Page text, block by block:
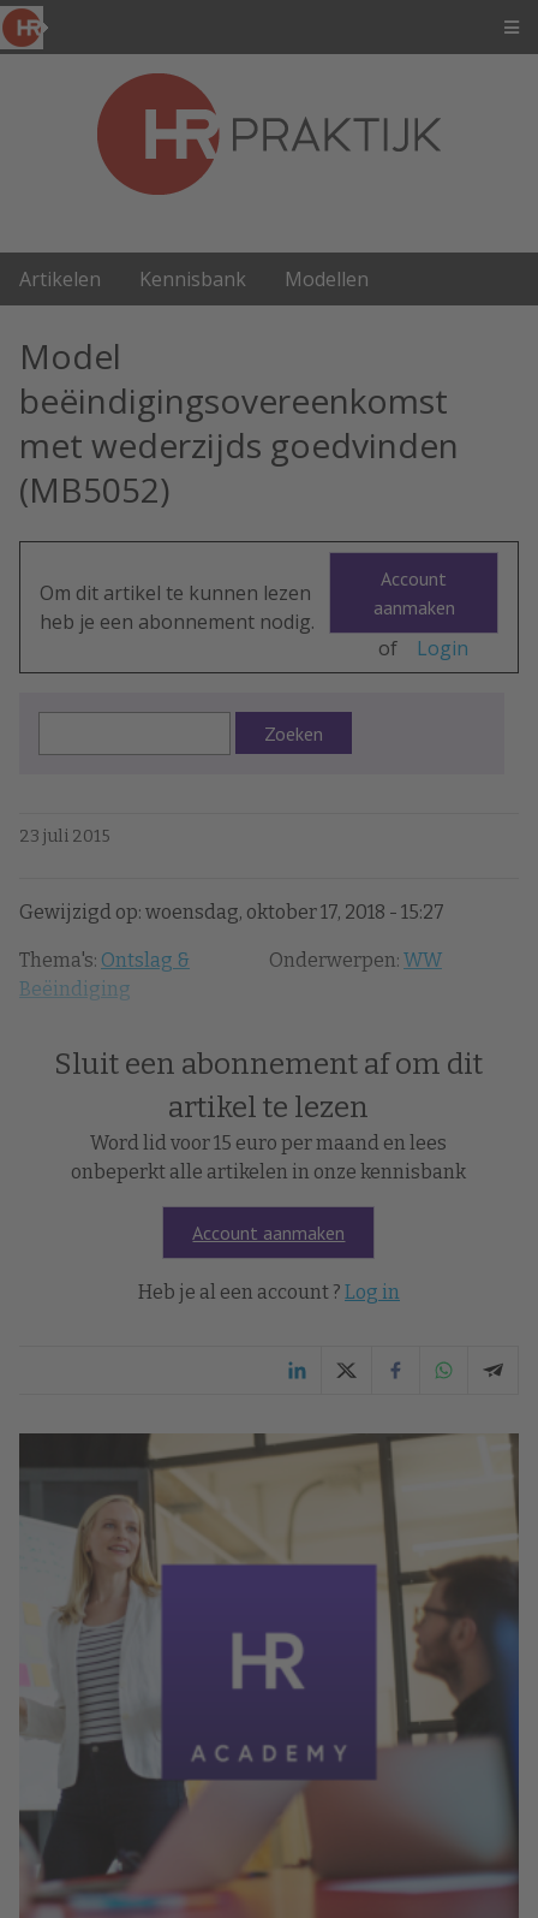
Artikelen Kennisbank Modellen
Model
beëindigingsovereenkomst
met wederzijds goedvinden
(MB5052)
Om dit artikel te kunnen lezen
heb je een abonnement nodig.
Account
aanmaken
of Login
Zoeken
23 juli 2015
Gewijzigd op: woensdag, oktober 17, 2018 - 15:27
Thema's: Ontslag &
Beëindiging
Onderwerpen: WW
Sluit een abonnement af om dit
artikel te lezen
Word lid voor 15 euro per maand en lees
onbeperkt alle artikelen in onze kennisbank
Account aanmaken
Heb je al een account ? Log in